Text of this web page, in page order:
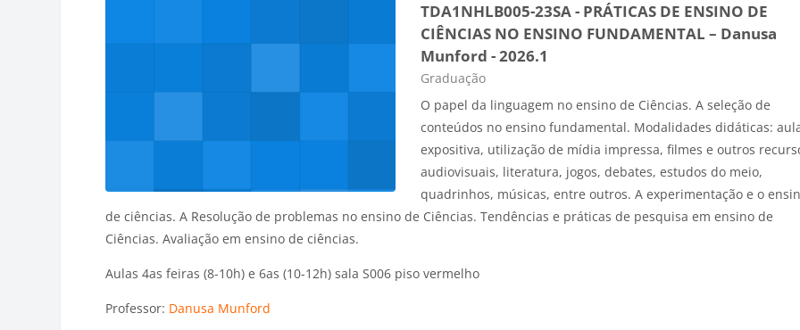
TDA1NHLB005-23SA - PRÁTICAS DE ENSINO DE
CIÊNCIAS NO ENSINO FUNDAMENTAL – Danusa
Munford - 2026.1
Categoria do curso
Graduação
O papel da linguagem no ensino de Ciências. A seleção de
conteúdos no ensino fundamental. Modalidades didáticas:
expositiva, utilização de mídia impressa, filmes e outros
audiovisuais, literatura, jogos, debates, estudos do meio,
quadrinhos, músicas, entre outros. A experimentação e o
de ciências. A Resolução de problemas no ensino de Ciências. Tendências e práticas de pesquisa em ensino de
Ciências. Avaliação em ensino de ciências.
Aulas 4as feiras (8-10h) e 6as (10-12h) sala S006 piso vermelho
Professor: Danusa Munford